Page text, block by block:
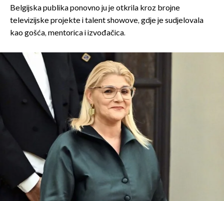
Belgijska publika ponovno ju je otkrila kroz brojne
televizijske projekte i talent showove, gdje je sudjelovala
kao gošća, mentorica i izvođačica.